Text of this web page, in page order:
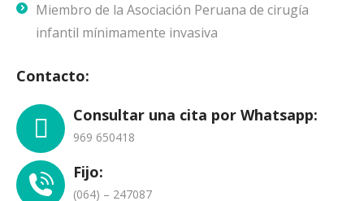
Miembro de la Asociación Peruana de cirugía
infantil mínimamente invasiva
Contacto:
Consultar una cita por Whatsapp:
969 650418
Fijo:
(064) – 247087